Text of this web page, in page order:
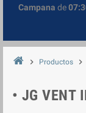
Campana de
chevron_right Productos chevron_right
• JG VENT